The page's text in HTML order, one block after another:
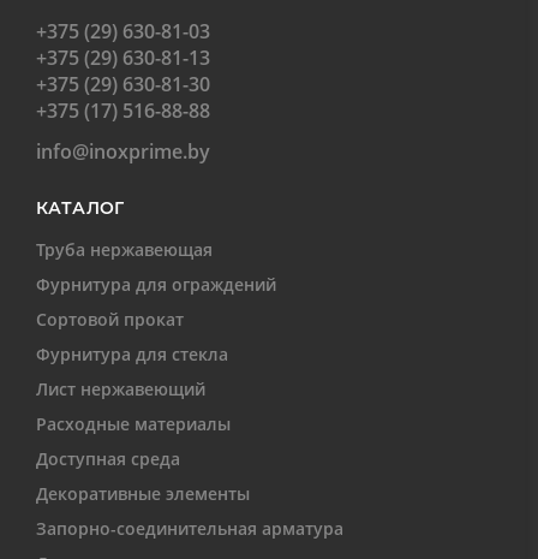
+375 (29) 630-81-03
+375 (29) 630-81-13
+375 (29) 630-81-30
+375 (17) 516-88-88
info@inoxprime.by
КАТАЛОГ
Труба нержавеющая
Фурнитура для ограждений
Сортовой прокат
Фурнитура для стекла
Лист нержавеющий
Расходные материалы
Доступная среда
Декоративные элементы
Запорно-соединительная арматура